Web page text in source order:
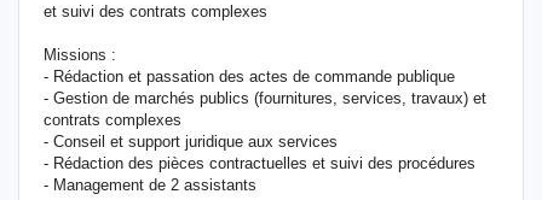
et suivi des contrats complexes
Missions :
- Rédaction et passation des actes de commande publique
- Gestion de marchés publics (fournitures, services, travaux) et
contrats complexes
- Conseil et support juridique aux services
- Rédaction des pièces contractuelles et suivi des procédures
- Management de 2 assistants